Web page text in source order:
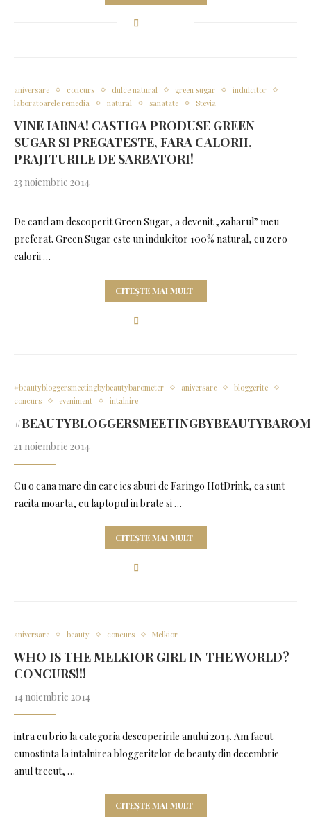
aniversare concurs dulce natural green sugar
indulcitor
laboratoarele remedia
natural sanatate Stevia
VINE IARNA! CASTIGA PRODUSE GREEN
SUGAR SI PREGATESTE, FARA CALORII,
PRAJITURILE DE SARBATORI!
23 noiembrie 2014
De cand am descoperit Green Sugar, a devenit „zaharul” meu
preferat. Green Sugar este un indulcitor 100% natural, cu zero
calorii …
CITEȘTE MAI MULT
#beautybloggersmeetingbybeautybarometer aniversare
bloggerite
concurs
eveniment intalnire
21 noiembrie 2014
Cu o cana mare din care ies aburi de Faringo HotDrink, ca sunt
racita moarta, cu laptopul in brate si …
CITEȘTE MAI MULT
aniversare beauty concurs Melkior
WHO IS THE MELKIOR GIRL IN THE WORLD?
CONCURS!!!
14 noiembrie 2014
intra cu brio la categoria descoperirile anului 2014. Am facut
cunostinta la intalnirea bloggeritelor de beauty din decembrie
anul trecut, …
CITEȘTE MAI MULT